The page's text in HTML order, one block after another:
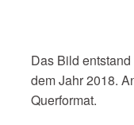
Das Bild
dem Jahr 2018.
Querformat.